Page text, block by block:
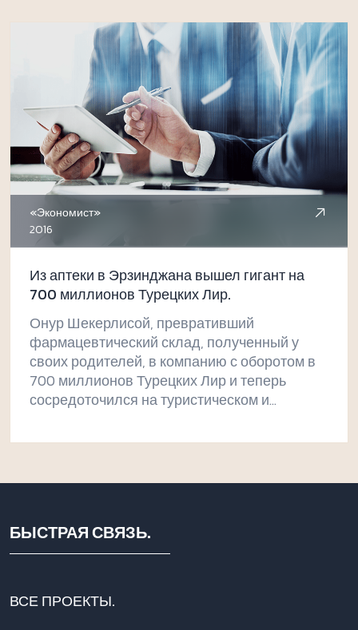
«Экономист»
2016
Из аптеки в Эрзинджана вышел гигант на
700 миллионов Турецких Лир.
Онур Шекерлисой, превративший
фармацевтический склад, полученный у
своих родителей, в компанию с оборотом в
700 миллионов Турецких Лир и теперь
сосредоточился на туристическом и
«Шекерлисой» готовится реализовать
БЫСТРАЯ СВЯЗЬ.
ВСЕ ПРОЕКТЫ.